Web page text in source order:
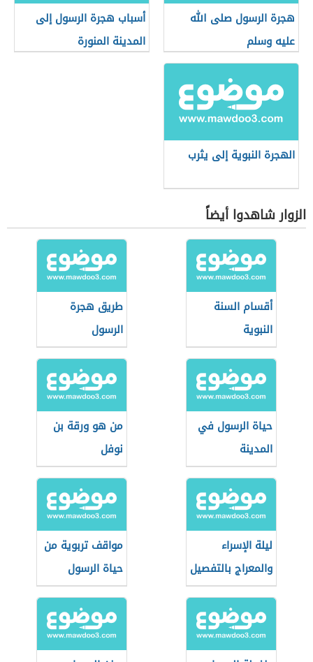
هجرة الرسول صلى الله
عليه وسلم
أسباب هجرة الرسول إلى
المدينة المنورة
الهجرة النبوية إلى يثرب
الزوار شاهدوا أيضاً
أقسام السنة
النبوية
طريق هجرة
الرسول
حياة الرسول في
المدينة
من هو ورقة بن
نوفل
ليلة الإسراء
والمعراج بالتفصيل
مواقف تربوية من
حياة الرسول